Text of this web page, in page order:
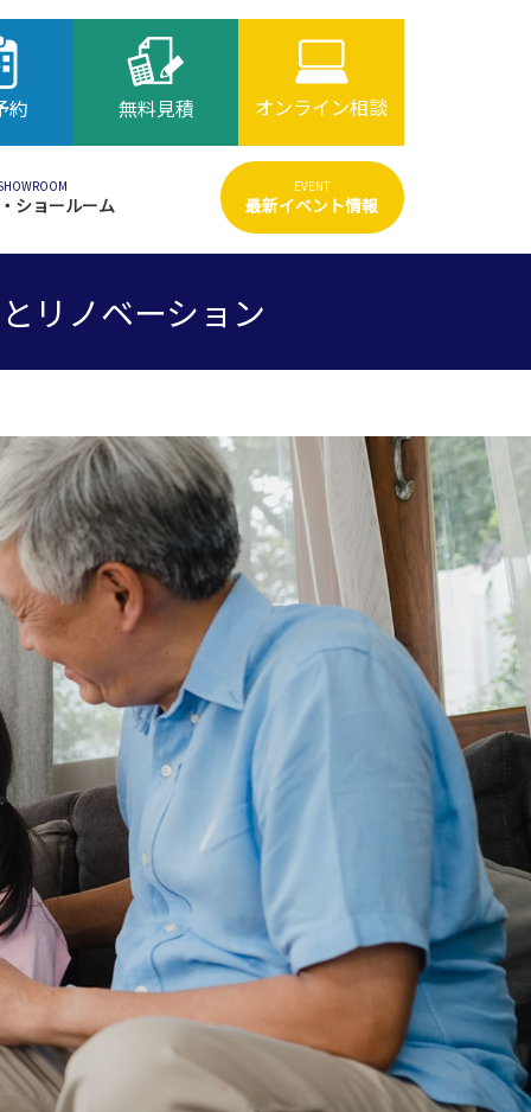
約 無料見積 オンライン相談
ショールーム
EVENT
最新イベント情報
リノベーション